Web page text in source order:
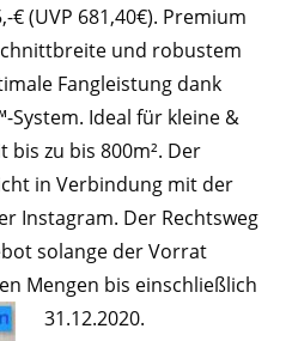
€ (UVP 681,40€). Premium
und robustem
Fangleistung dank
Ideal für kleine &
zu bis 800m². Der
in Verbindung mit der
Instagram. Der Rechtsweg
solange der Vorrat
Mengen bis einschließlich
31.12.2020.